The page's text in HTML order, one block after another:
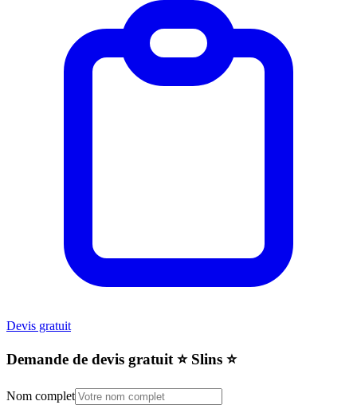
Devis gratuit
Demande de devis gratuit ⭐️ Slins ⭐️
Nom complet